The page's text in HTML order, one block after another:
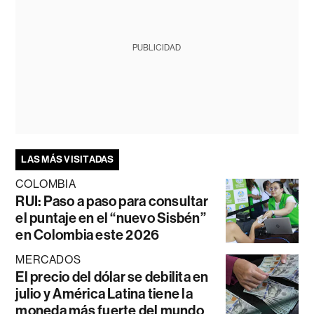
PUBLICIDAD
LAS MÁS VISITADAS
COLOMBIA
RUI: Paso a paso para consultar
el puntaje en el “nuevo Sisbén”
en Colombia este 2026
MERCADOS
El precio del dólar se debilita en
julio y América Latina tiene la
moneda más fuerte del mundo